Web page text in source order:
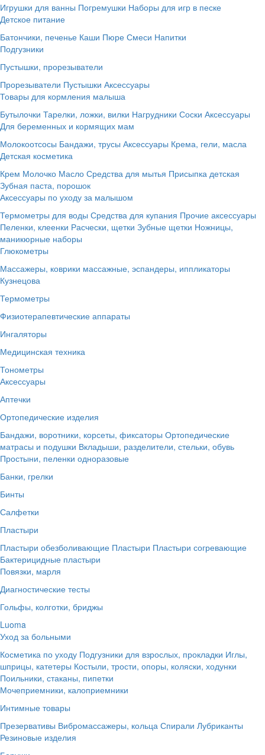
Игрушки для ванны Погремушки Наборы для игр в песке
Детское питание
Батончики, печенье Каши Пюре Смеси Напитки
Подгузники
Пустышки, прорезыватели
Прорезыватели Пустышки Аксессуары
Товары для кормления малыша
Бутылочки Тарелки, ложки, вилки Нагрудники Соски Аксессуары
Для беременных и кормящих мам
Молокоотсосы Бандажи, трусы Аксессуары Крема, гели, масла
Детская косметика
Крем Молочко Масло Средства для мытья Присыпка детская
Зубная паста, порошок
Аксессуары по уходу за малышом
Термометры для воды Средства для купания Прочие аксессуары
Пеленки, клеенки Расчески, щетки Зубные щетки Ножницы,
маникюрные наборы
Глюкометры
Массажеры, коврики массажные, эспандеры, иппликаторы
Кузнецова
Термометры
Физиотерапевтические аппараты
Ингаляторы
Медицинская техника
Тонометры
Аксессуары
Аптечки
Ортопедические изделия
Бандажи, воротники, корсеты, фиксаторы Ортопедические
матрасы и подушки Вкладыши, разделители, стельки, обувь
Простыни, пеленки одноразовые
Банки, грелки
Бинты
Салфетки
Пластыри
Пластыри обезболивающие Пластыри Пластыри согревающие
Бактерицидные пластыри
Повязки, марля
Диагностические тесты
Гольфы, колготки, бриджы
Luoma
Уход за больными
Косметика по уходу Подгузники для взрослых, прокладки Иглы,
шприцы, катетеры Костыли, трости, опоры, коляски, ходунки
Поильники, стаканы, пипетки
Мочеприемники, калоприемники
Интимные товары
Презервативы Вибромассажеры, кольца Спирали Лубриканты
Резиновые изделия